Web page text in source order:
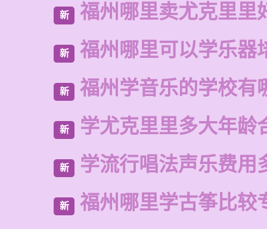
新 福州哪里卖尤克里里
新 福州哪里可以学乐器
新 福州学音乐的学校有
新 学尤克里里多大年龄
新 学流行唱法声乐费用
新 福州哪里学古筝比较